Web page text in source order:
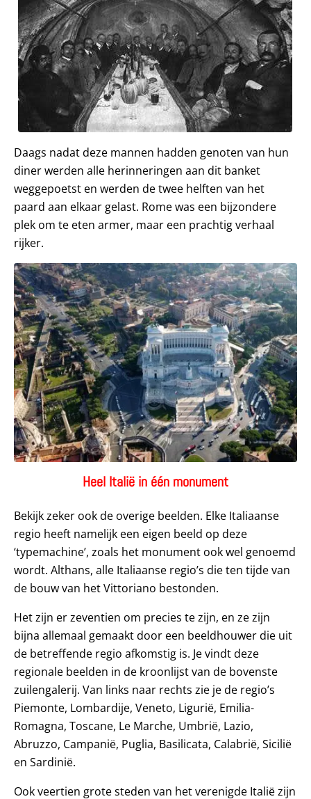
Daags nadat deze mannen hadden genoten van hun
diner werden alle herinneringen aan dit banket
weggepoetst en werden de twee helften van het
paard aan elkaar gelast. Rome was een bijzondere
plek om te eten armer, maar een prachtig verhaal
rijker.
Heel Italië in één monument
Bekijk zeker ook de overige beelden. Elke Italiaanse
regio heeft namelijk een eigen beeld op deze
‘typemachine’, zoals het monument ook wel genoemd
wordt. Althans, alle Italiaanse regio’s die ten tijde van
de bouw van het Vittoriano bestonden.
Het zijn er zeventien om precies te zijn, en ze zijn
bijna allemaal gemaakt door een beeldhouwer die uit
de betreffende regio afkomstig is. Je vindt deze
regionale beelden in de kroonlijst van de bovenste
zuilengalerij. Van links naar rechts zie je de regio’s
Piemonte, Lombardije, Veneto, Ligurië, Emilia-
Romagna, Toscane, Le Marche, Umbrië, Lazio,
Abruzzo, Campanië, Puglia, Basilicata, Calabrië, Sicilië
en Sardinië.
Ook veertien grote steden van het verenigde Italië zijn